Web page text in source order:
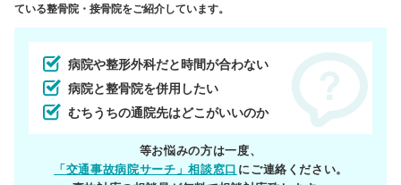
ている整骨院・接骨院をご紹介しています。
病院や整形外科だと時間が合わない
病院と整骨院を併用したい
むちうちの通院先はどこがいいのか
等お悩みの方は一度、
「交通事故病院サーチ」相談窓口 にご連絡ください。